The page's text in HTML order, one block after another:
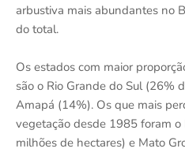
arbustiva mais abundantes no
do total.
Os estados com maior
são o Rio Grande do Sul (26%
Amapá (14%). Os que mais
vegetação desde 1985 foram o
milhões de hectares) e Mato